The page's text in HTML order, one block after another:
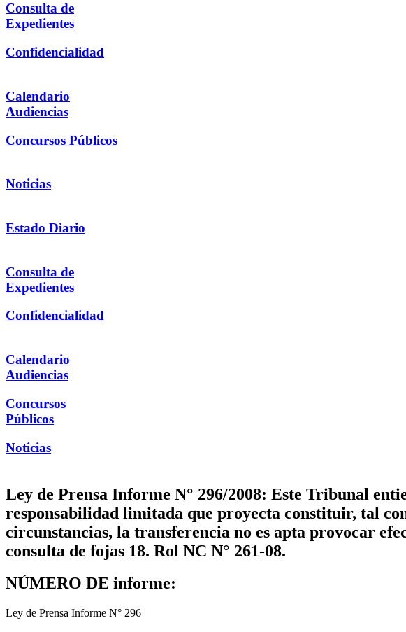
Consulta de
Expedientes
Confidencialidad
Calendario
Audiencias
Concursos Públicos
Noticias
Estado Diario
Consulta de
Expedientes
Confidencialidad
Calendario
Audiencias
Concursos
Públicos
Noticias
Ley de Prensa Informe N° 296/2008: Este Tribunal
responsabilidad limitada que proyecta constituir, tal
circunstancias, la transferencia no es apta provocar
consulta de fojas 18. Rol NC N° 261-08.
NÚMERO DE informe:
Ley de Prensa Informe N° 296